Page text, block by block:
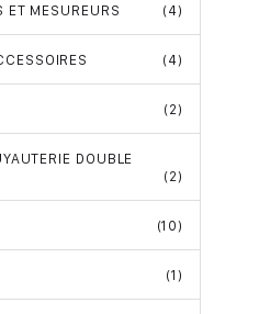
ET MESUREURS (4)
(4)
(2)
DOUBLE
(2)
(10)
(1)